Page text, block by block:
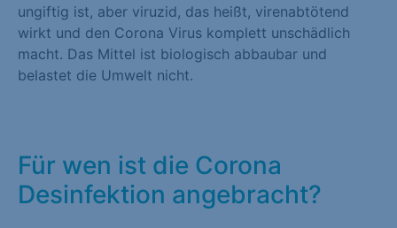
ungiftig ist, aber viruzid, das heißt, virenabtötend
wirkt und den Corona Virus komplett unschädlich
macht. Das Mittel ist biologisch abbaubar und
belastet die Umwelt nicht.
Für wen ist die Corona
Desinfektion angebracht?